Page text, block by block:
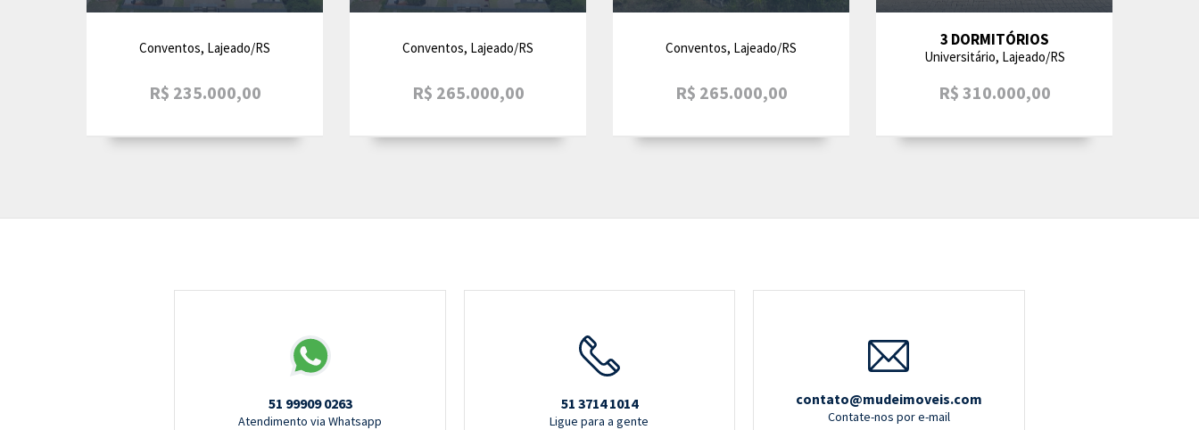
Conventos, Lajeado/RS
R$ 235.000,00
Conventos, Lajeado/RS
R$ 265.000,00
Conventos, Lajeado/RS
R$ 265.000,00
3 DORMITÓRIOS
Universitário, Lajeado/RS
R$ 310.000,00
51 99909 0263
Atendimento via Whatsapp
51 3714 1014
Ligue para a gente
contato@mudeimoveis.com
Contate-nos por e-mail